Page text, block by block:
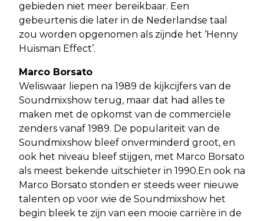
gebieden niet meer bereikbaar. Een
gebeurtenis die later in de Nederlandse taal
zou worden opgenomen als zijnde het ‘Henny
Huisman Effect’.
Marco Borsato
Weliswaar liepen na 1989 de kijkcijfers van de
Soundmixshow terug, maar dat had alles te
maken met de opkomst van de commerciële
zenders vanaf 1989. De populariteit van de
Soundmixshow bleef onverminderd groot, en
ook het niveau bleef stijgen, met Marco Borsato
als meest bekende uitschieter in 1990.En ook na
Marco Borsato stonden er steeds weer nieuwe
talenten op voor wie de Soundmixshow het
begin bleek te zijn van een mooie carrière in de